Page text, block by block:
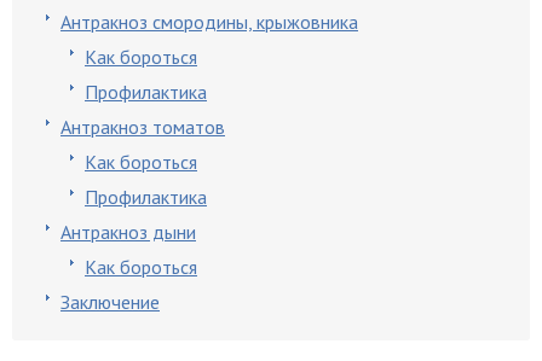
Антракноз смородины, крыжовника
Как бороться
Профилактика
Антракноз томатов
Как бороться
Профилактика
Антракноз дыни
Как бороться
Заключение